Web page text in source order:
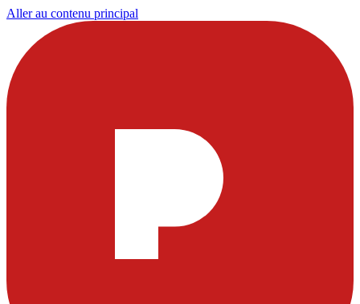
Aller au contenu principal